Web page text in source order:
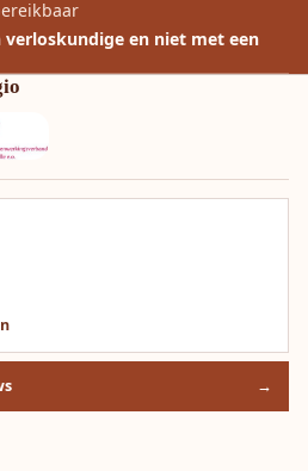
verloskundige en niet met een
→